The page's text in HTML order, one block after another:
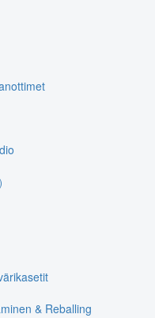
& Reballing